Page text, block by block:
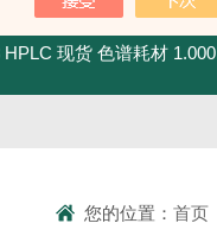
HPLC 现货 色谱耗材 1.00030.4008默克 乙腈 75-05-8 HPLC 现货 色谱耗材
您的位置：首页